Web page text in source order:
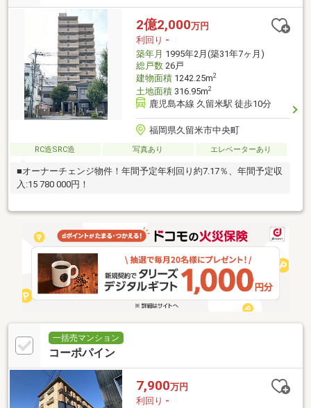
2億2,000万円
利回り -
築年月 1995年2月(築31年7ヶ月)
総戸数26戸
建物面積1242.25m2
土地面積316.95m2
鹿児島本線 久留米駅 徒歩10分
福岡県久留米市中央町
RC造SRC造 写真あり エレベーターあり
■オーナーチェンジ物件！年間予定年利回り約7.17％、年間予定収
入:15 780 000円！
一括売マンション
コーポパイン
7,900万円
利回り -